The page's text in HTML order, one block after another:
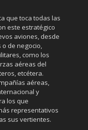
que toca todas las
este estratégico
aviones, desde
de negocio,
como los
aéreas del
etcétera.
aéreas,
y
los que
representativos
sus vertientes.